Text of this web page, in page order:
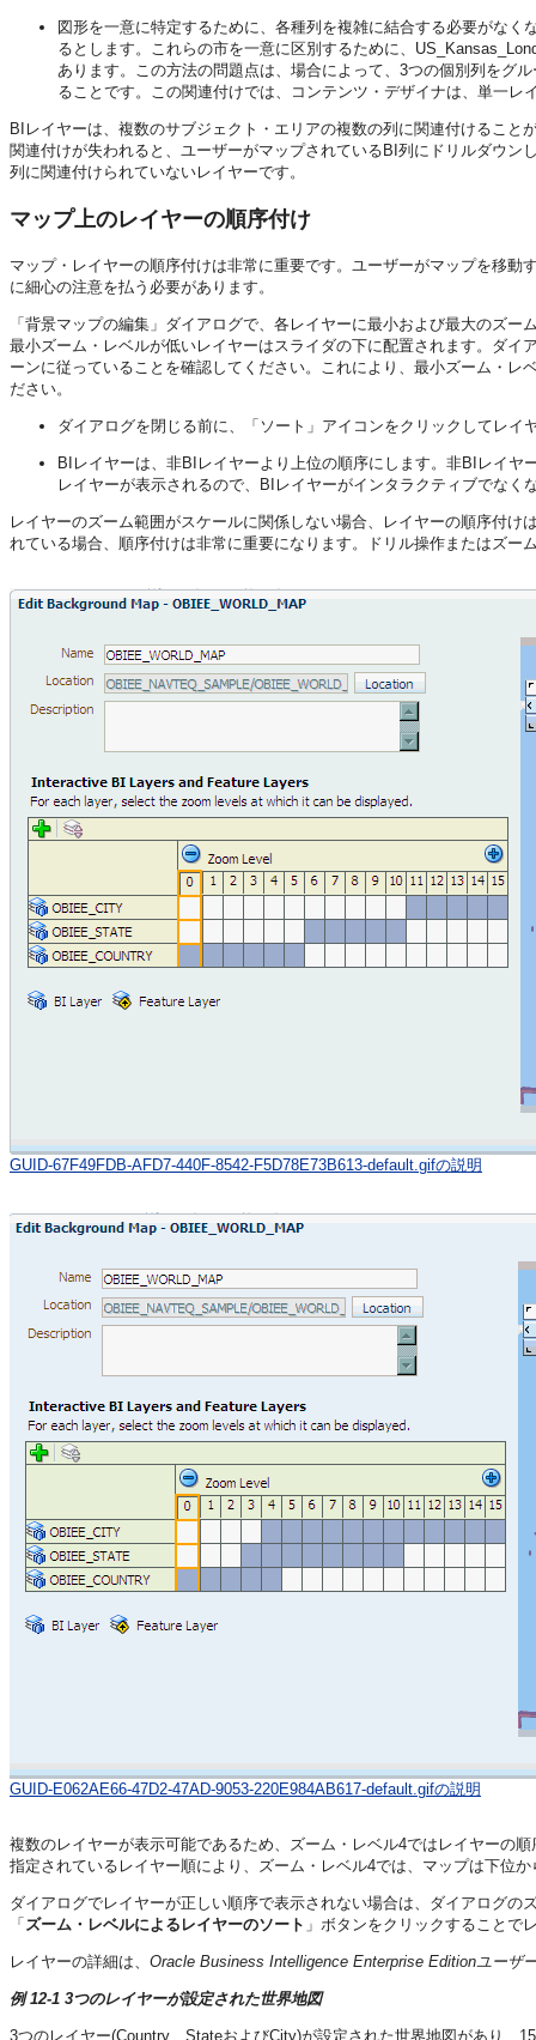
図形を一意に特定するために、各種列を複雑に結合する必要がな
るとします。これらの市を一意に区別するために、
あります。この方法の問題点は、場合によって、3つの個別列をグ
ることです。この関連付けでは、コンテンツ・デザイナは、単一
BIレイヤーは、複数のサブジェクト・エリアの複数の列に関連付けるこ
関連付けが失われると、ユーザーがマップされているBI列にドリルダウン
列に関連付けられていないレイヤーです。
マップ上のレイヤーの順序付け
マップ・レイヤーの順序付けは非常に重要です。ユーザーがマップを移
に細心の注意を払う必要があります。
「背景マップの編集」ダイアログで、各レイヤーに最小および最大のズ
最小ズーム・レベルが低いレイヤーはスライダの下に配置されます。ダ
ーンに従っていることを確認してください。これにより、最小ズーム・
ださい。
ダイアログを閉じる前に、「ソート」アイコンをクリックしてレイ
BIレイヤーは、非BIレイヤーより上位の順序にします。非BIレイ
レイヤーが表示されるので、BIレイヤーがインタラクティブでなく
レイヤーのズーム範囲がスケールに関係しない場合、レイヤーの順序付
れている場合、順序付けは非常に重要になります。ドリル操作またはズ
GUID-67F49FDB-AFD7-440F-8542-F5D78E73B613-default.gifの説明
GUID-E062AE66-47D2-47AD-9053-220E984AB617-default.gifの説明
複数のレイヤーが表示可能であるため、ズーム・レベル4ではレイヤーの
指定されているレイヤー順により、ズーム・レベル4では、マップは下位
ダイアログでレイヤーが正しい順序で表示されない場合は、ダイアログの
「 ズーム・レベルによるレイヤーのソート 」ボタンをクリックすることで
レイヤーの詳細は、 Oracle Business Intelligence Enterprise Editionユーザ
例 12-1 3つのレイヤーが設定された世界地図
3つのレイヤー(Country、StateおよびCity)が設定された世界地図があり、